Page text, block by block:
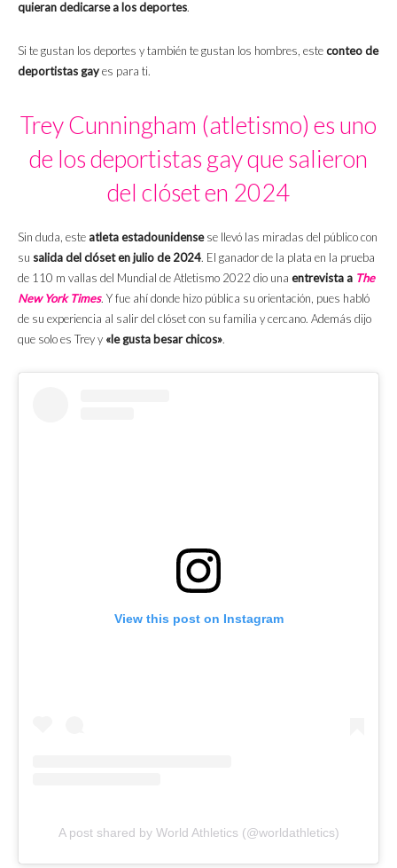
quieran dedicarse a los deportes.
Si te gustan los deportes y también te gustan los hombres, esteconteo de
deportistas gayes para ti.
Trey Cunningham (atletismo) es uno
de los deportistas gay que salieron
del clóset en 2024
Sin duda, este atleta estadounidensese llevó las miradas del público con
su salida del clóset en julio de 2024. El ganador de la plata en la prueba
de 110 m vallas del Mundial de Atletismo 2022 dio una entrevista a The
New York Times. Y fue ahí donde hizo pública su orientación, pues habló
de su experiencia al salir del clóset con su familia y cercano. Además dijo
que solo es Trey y «le gusta besar chicos».
View this post on Instagram
A post shared by World Athletics (@worldathletics)